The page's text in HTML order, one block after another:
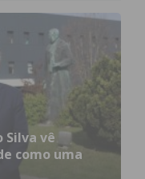
Silva vê
como uma